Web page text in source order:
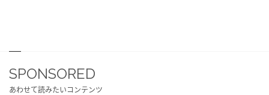
SPONSORED
あわせて読みたいコンテンツ